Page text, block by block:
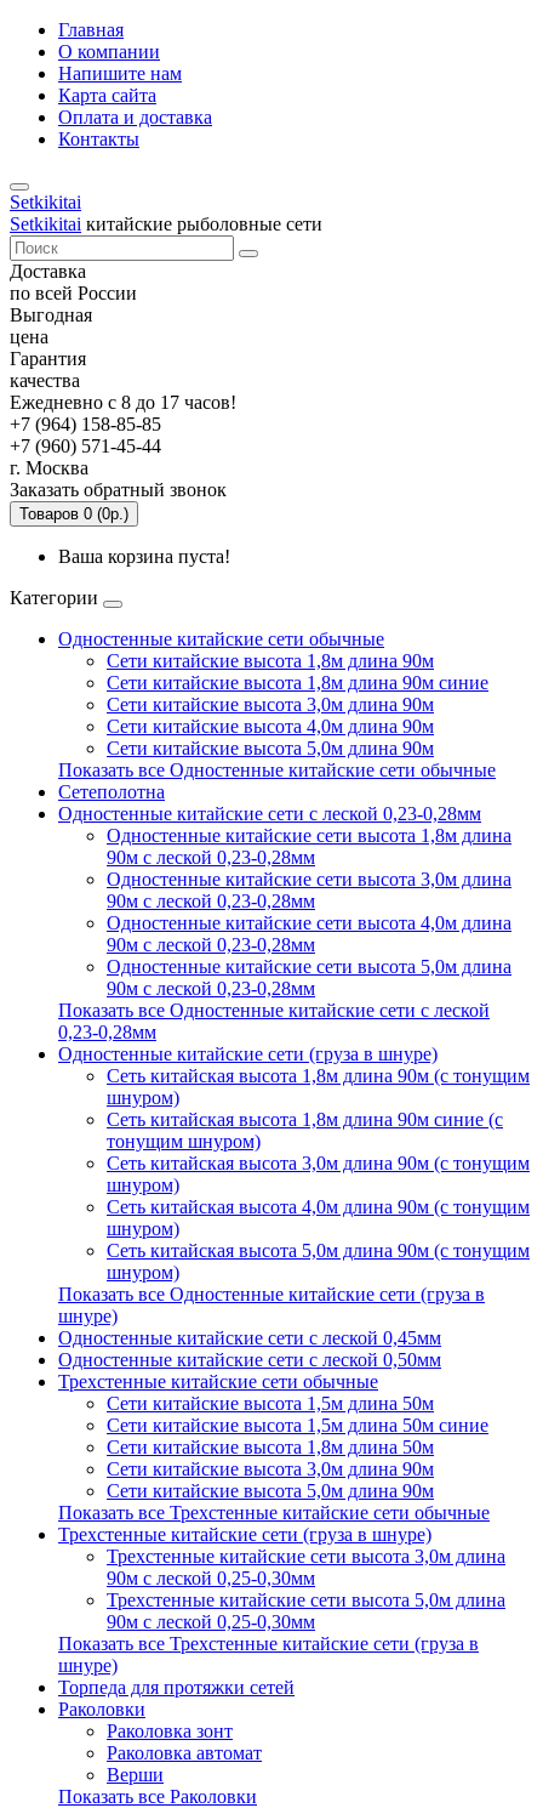
Главная
О компании
Напишите нам
Карта сайта
Оплата и доставка
Контакты
Setkikitai
Setkikitai китайские рыболовные сети
Доставка
по всей России
Выгодная
цена
Гарантия
качества
Ежедневно с 8 до 17 часов!
+7 (964) 158-85-85
+7 (960) 571-45-44
г. Москва
Заказать обратный звонок
Товаров 0 (0р.)
Ваша корзина пуста!
Категории
Одностенные китайские сети обычные
Сети китайские высота 1,8м длина 90м
Сети китайские высота 1,8м длина 90м синие
Сети китайские высота 3,0м длина 90м
Сети китайские высота 4,0м длина 90м
Сети китайские высота 5,0м длина 90м
Показать все Одностенные китайские сети обычные
Сетеполотна
Одностенные китайские сети с леской 0,23-0,28мм
Одностенные китайские сети высота 1,8м длина
90м с леской 0,23-0,28мм
Одностенные китайские сети высота 3,0м длина
90м с леской 0,23-0,28мм
Одностенные китайские сети высота 4,0м длина
90м с леской 0,23-0,28мм
Одностенные китайские сети высота 5,0м длина
90м с леской 0,23-0,28мм
Показать все Одностенные китайские сети с леской
0,23-0,28мм
Одностенные китайские сети (груза в шнуре)
Сеть китайская высота 1,8м длина 90м (с тонущим
шнуром)
Сеть китайская высота 1,8м длина 90м синие (с
тонущим шнуром)
Сеть китайская высота 3,0м длина 90м (с тонущим
шнуром)
Сеть китайская высота 4,0м длина 90м (с тонущим
шнуром)
Сеть китайская высота 5,0м длина 90м (с тонущим
шнуром)
Показать все Одностенные китайские сети (груза в
шнуре)
Одностенные китайские сети с леской 0,45мм
Одностенные китайские сети с леской 0,50мм
Трехстенные китайские сети обычные
Сети китайские высота 1,5м длина 50м
Сети китайские высота 1,5м длина 50м синие
Сети китайские высота 1,8м длина 50м
Сети китайские высота 3,0м длина 90м
Сети китайские высота 5,0м длина 90м
Показать все Трехстенные китайские сети обычные
Трехстенные китайские сети (груза в шнуре)
Трехстенные китайские сети высота 3,0м длина
90м с леской 0,25-0,30мм
Трехстенные китайские сети высота 5,0м длина
90м с леской 0,25-0,30мм
Показать все Трехстенные китайские сети (груза в
шнуре)
Торпеда для протяжки сетей
Раколовки
Раколовка зонт
Раколовка автомат
Верши
Показать все Раколовки